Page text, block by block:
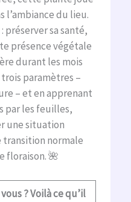
l’ambiance du lieu.
préserver sa santé,
présence végétale
durant les mois
paramètres –
– et en apprenant
par les feuilles,
une situation
transition normale
floraison. 🌺
? Voilà ce qu’il